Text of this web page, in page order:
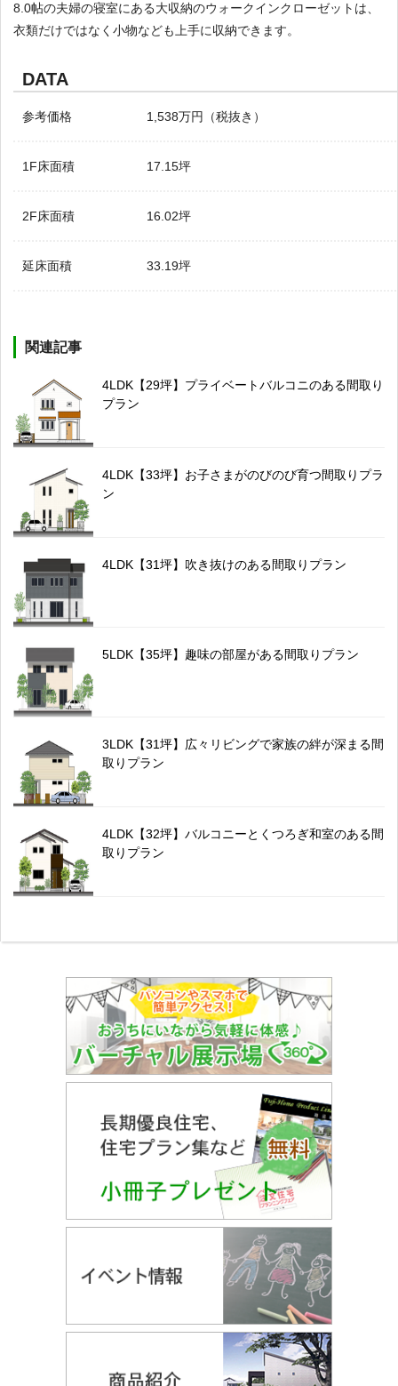
8.0帖の夫婦の寝室にある大収納のウォークインクローゼットは、
衣類だけではなく小物なども上手に収納できます。
DATA
参考価格 1,538万円（税抜き）
1F床面積 17.15坪
2F床面積 16.02坪
延床面積 33.19坪
関連記事
4LDK【29坪】プライベートバルコニのある間取り
プラン
4LDK【33坪】お子さまがのびのび育つ間取りプラ
ン
4LDK【31坪】吹き抜けのある間取りプラン
5LDK【35坪】趣味の部屋がある間取りプラン
3LDK【31坪】広々リビングで家族の絆が深まる間
取りプラン
4LDK【32坪】バルコニーとくつろぎ和室のある間
取りプラン